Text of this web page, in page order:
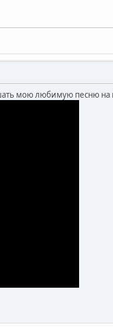
мою любимую песню на